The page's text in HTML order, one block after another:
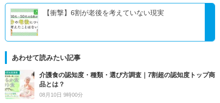
【衝撃】6割が老後を考えていない現実
あわせて読みたい記事
介護食の認知度・種類・選び方調査｜7割超の認知度トップ商
品とは？
08月10日 9時00分